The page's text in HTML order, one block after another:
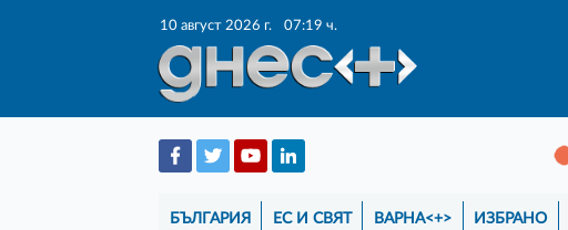
10 август 2026 г. 07:19 ч.
БЪЛГАРИЯ ЕС И СВЯТ ВАРНА<+> ИЗБРАНО